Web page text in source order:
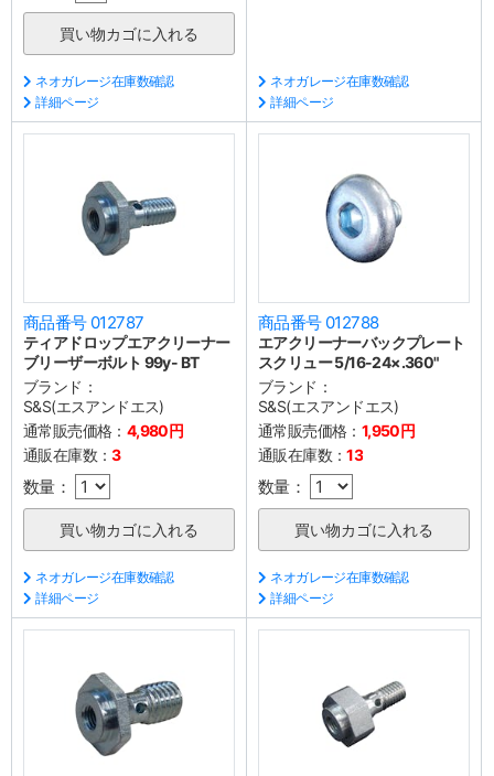
ネオガレージ在庫数確認
詳細ページ
ネオガレージ在庫数確認
詳細ページ
商品番号 012787
ティアドロップエアクリーナー
ブリーザーボルト 99y- BT
ブランド：
S&S(エスアンドエス)
通常販売価格： 4,980円
通販在庫数：3
数量：
ネオガレージ在庫数確認
詳細ページ
商品番号 012788
エアクリーナーバックプレート
スクリュー 5/16-24×.360"
ブランド：
S&S(エスアンドエス)
通常販売価格： 1,950円
通販在庫数：13
数量：
ネオガレージ在庫数確認
詳細ページ